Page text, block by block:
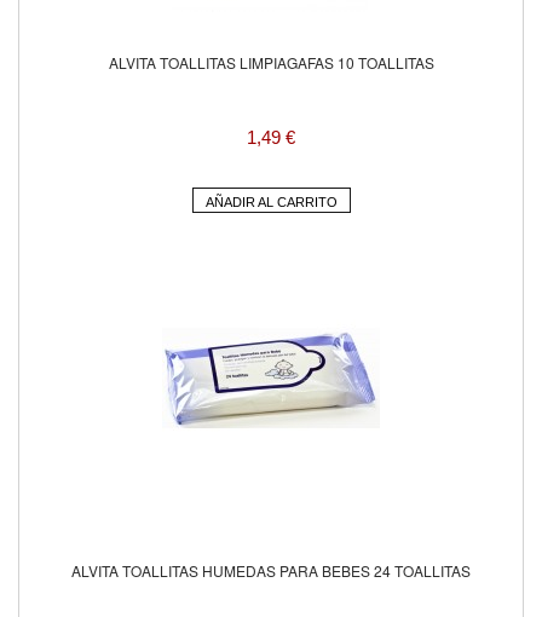
ALVITA TOALLITAS LIMPIAGAFAS 10 TOALLITAS
1,49 €
AÑADIR AL CARRITO
ALVITA TOALLITAS HUMEDAS PARA BEBES 24 TOALLITAS